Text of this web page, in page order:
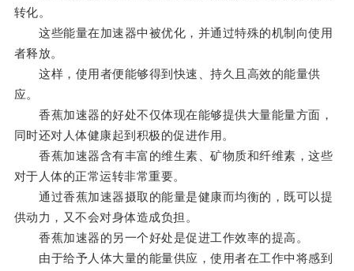
转化。
这些能量在加速器中被优化，并通过特殊的机制向使用
者释放。
这样，使用者便能够得到快速、持久且高效的能量供
应。
香蕉加速器的好处不仅体现在能够提供大量能量方面，
同时还对人体健康起到积极的促进作用。
香蕉加速器含有丰富的维生素、矿物质和纤维素，这些
对于人体的正常运转非常重要。
通过香蕉加速器摄取的能量是健康而均衡的，既可以提
供动力，又不会对身体造成负担。
香蕉加速器的另一个好处是促进工作效率的提高。
由于给予人体大量的能量供应，使用者在工作中将感到